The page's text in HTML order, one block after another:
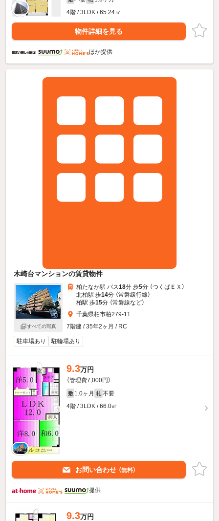
4階 / 3LDK / 65.24㎡
物件詳細を見る
ほか提供
木崎台マンションの賃貸物件
すべての写真
柏たなか駅 バス18分 歩5分 （つくばＥＸ）
北柏駅 歩14分 （常磐緩行線）
柏駅 歩15分 （常磐線など）
千葉県柏市柏279-11
7階建 / 35年2ヶ月 / RC
駐車場あり 駐輪場あり
9.3万円
（管理費7,000円）
敷 1.0ヶ月 礼 不要
4階 / 3LDK / 66.0㎡
お問い合わせ （無料）
提供
9.3万円